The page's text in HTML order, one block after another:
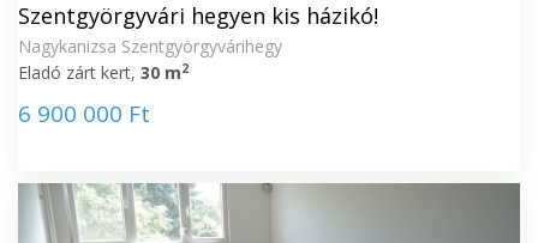
Szentgyörgyvári hegyen kis házikó!
Nagykanizsa Szentgyörgyvárihegy
Eladó zárt kert, 30 m2
6 900 000 Ft